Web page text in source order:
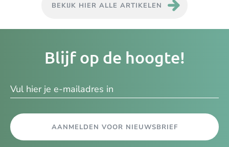
BEKIJK HIER ALLE ARTIKELEN
Blijf op de hoogte!
AANMELDEN VOOR NIEUWSBRIEF